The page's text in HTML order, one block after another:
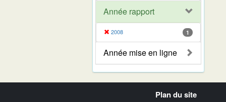
Année rapport
2008 1
Année mise en ligne
Plan du site